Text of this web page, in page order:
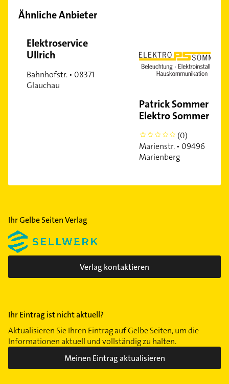
Ähnliche Anbieter
Elektroservice
Ullrich
Bahnhofstr. • 08371
Glauchau
Patrick Sommer PS
Elektro Sommer
0
(0)
Marienstr. • 09496
Marienberg
Ihr Gelbe Seiten Verlag
Verlag kontaktieren
Ihr Eintrag ist nicht aktuell?
Aktualisieren Sie Ihren Eintrag auf Gelbe Seiten, um die
Informationen aktuell und vollständig zu halten.
Meinen Eintrag aktualisieren